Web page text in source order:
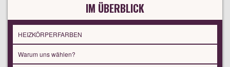
IM ÜBERBLICK
HEIZKÖRPERFARBEN
Warum uns wählen?